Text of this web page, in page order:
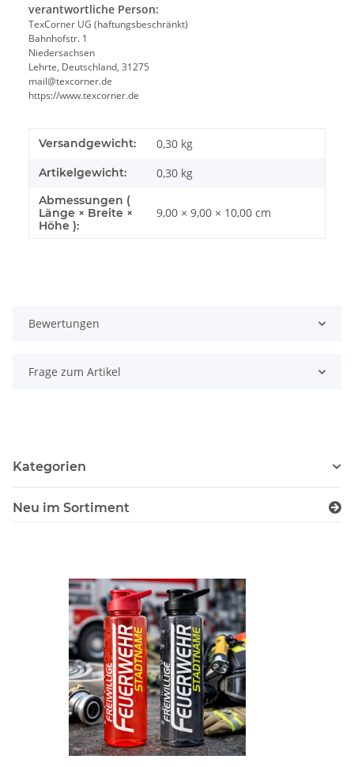
verantwortliche Person:
TexCorner UG (haftungsbeschränkt)
Bahnhofstr. 1
Niedersachsen
Lehrte, Deutschland, 31275
mail@texcorner.de
https://www.texcorner.de
Versandgewicht: 0,30 kg
Artikelgewicht: 0,30 kg
Abmessungen (
Länge × Breite ×
Höhe ):
9,00 × 9,00 × 10,00 cm
Bewertungen
Frage zum Artikel
Kategorien
Neu im Sortiment